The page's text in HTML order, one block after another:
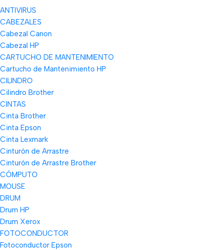
ANTIVIRUS
CABEZALES
Cabezal Canon
Cabezal HP
CARTUCHO DE MANTENIMIENTO
Cartucho de Mantenimiento HP
CILINDRO
Cilindro Brother
CINTAS
Cinta Brother
Cinta Epson
Cinta Lexmark
Cinturón de Arrastre
Cinturón de Arrastre Brother
CÓMPUTO
MOUSE
DRUM
Drum HP
Drum Xerox
FOTOCONDUCTOR
Fotoconductor Epson